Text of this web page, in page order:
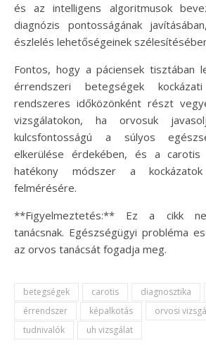
és az intelligens algoritmusok
diagnózis pontosságának
észlelés lehetőségeinek
Fontos, hogy a páciensek tisztában
érrendszeri betegségek
rendszeres időközönként részt
vizsgálatokon, ha orvosuk
kulcsfontosságú a súlyos
elkerülése érdekében, és a
hatékony módszer a
felmérésére.
**Figyelmeztetés:** Ez a cikk
tanácsnak. Egészségügyi probléma
az orvos tanácsát fogadja meg.
betegségek carotis diagnosztika
érrendszer
képalkotás orvosi
tudnivalók
uh vizsgálat